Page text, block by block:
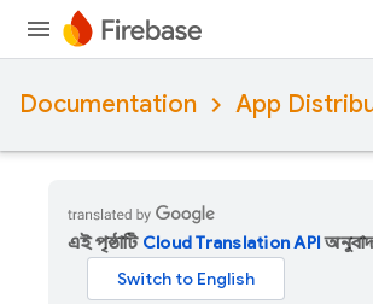
Documentation App
এই পৃষ্ঠাটি Cloud Translation API